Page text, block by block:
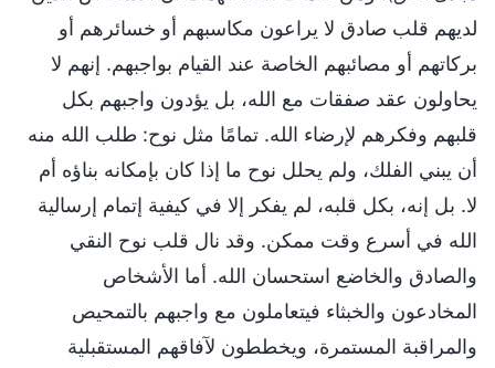
لديهم قلب صادق لا يراعون مكاسبهم أو خسائرهم أو
بركاتهم أو مصائبهم الخاصة عند القيام بواجبهم. إنهم لا
يحاولون عقد صفقات مع الله، بل يؤدون واجبهم بكل
قلبهم وفكرهم لإرضاء الله. تمامًا مثل نوح: طلب الله منه
أن يبني الفلك، ولم يحلل نوح ما إذا كان بإمكانه بناؤه أم
لا. بل إنه، بكل قلبه، لم يفكر إلا في كيفية إتمام إرسالية
الله في أسرع وقت ممكن. وقد نال قلب نوح النقي
والصادق والخاضع استحسان الله. أما الأشخاص
المخادعون والخبثاء فيتعاملون مع واجبهم بالتمحيص
والمراقبة المستمرة، ويخططون لآفاقهم المستقبلية